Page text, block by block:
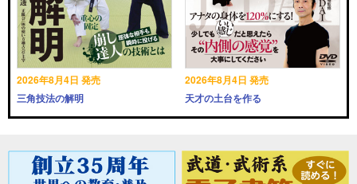
2026年8月4日 発売
三角技法の解明
2026年8月4日 発売
天才の土台を作る